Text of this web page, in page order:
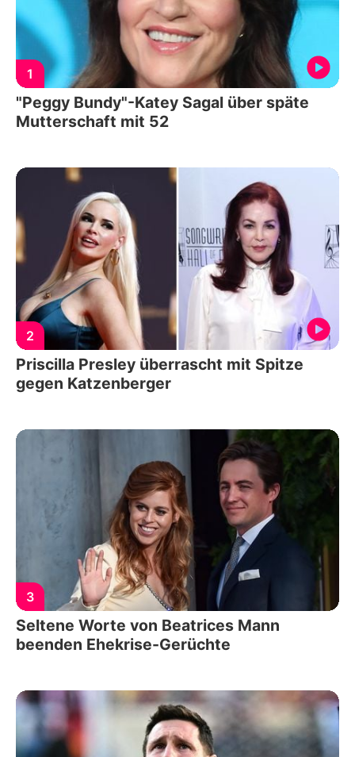
1
"Peggy Bundy"-Katey Sagal über späte
Mutterschaft mit 52
2
Priscilla Presley überrascht mit Spitze
gegen Katzenberger
3
Seltene Worte von Beatrices Mann
beenden Ehekrise-Gerüchte